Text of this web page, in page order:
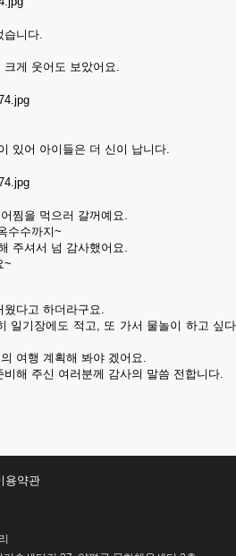
습니다.
게 웃어도 보았어요.
있어 아이들은 더 신이 납니다.
찜을 먹으러 갈꺼예요.
수수까지~
주셔서 넘 감사했어요.
~
다고 하더라구요.
일기장에도 적고, 또 가서 물놀이 하고 싶다
여행 계획해 봐야 겠어요.
해 주신 여러분께 감사의 말씀 전합니다.
용약관